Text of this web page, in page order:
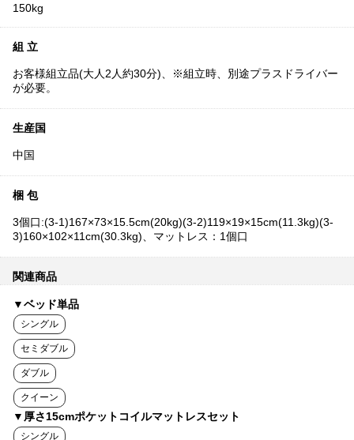
150kg
組 立
お客様組立品(大人2人約30分)、※組立時、別途プラスドライバー
が必要。
生産国
中国
梱 包
3個口:(3-1)167×73×15.5cm(20kg)(3-2)119×19×15cm(11.3kg)(3-
3)160×102×11cm(30.3kg)、マットレス：1個口
関連商品
▼ベッド単品
シングル
セミダブル
ダブル
クイーン
▼厚さ15cmポケットコイルマットレスセット
シングル